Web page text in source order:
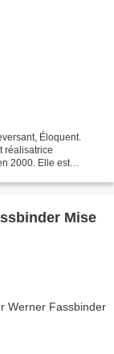
Éloquent.
réalisatrice
2000. Elle est
Mise